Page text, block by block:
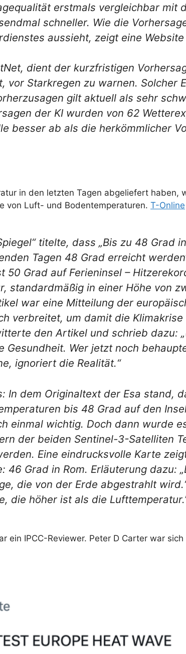
erstmals vergleichbar mit
schneller. Wie die
aussieht, zeigt eine
dient der kurzfristigen
vor Starkregen zu warnen. Solcher
gilt aktuell als sehr
der KI wurden von 62
besser ab als die herkömmlicher
in den letzten Tagen abgeliefert haben,
von Luft- und Bodentemperaturen. T-Online
titelte, dass „Bis zu 48 Grad
Tagen 48 Grad erreicht
50 Grad auf Ferieninsel –
standardmäßig in einer Höhe von
war eine Mitteilung der
verbreitet, um damit die
den Artikel und schrieb dazu:
Gesundheit. Wer jetzt noch
ignoriert die Realität.“
In dem Originaltext der Esa stand,
bis 48 Grad auf den
einmal wichtig. Doch dann wurde
der beiden Sentinel-3-Satelliten
Eine eindrucksvolle Karte
46 Grad in Rom. Erläuterung dazu:
die von der Erde abgestrahlt
die höher ist als die
ein IPCC-Reviewer. Peter D Carter war